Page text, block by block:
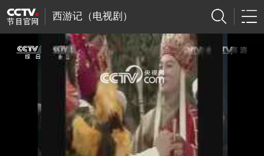
西游记（电视剧）
网络开小差了，请稍后再试